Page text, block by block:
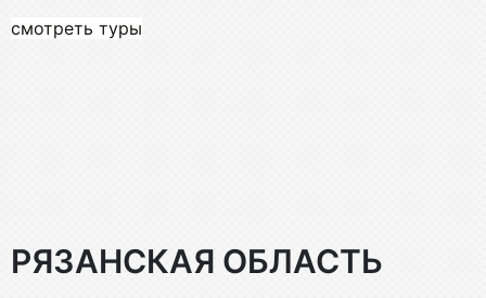
смотреть туры
РЯЗАНСКАЯ ОБЛАСТЬ